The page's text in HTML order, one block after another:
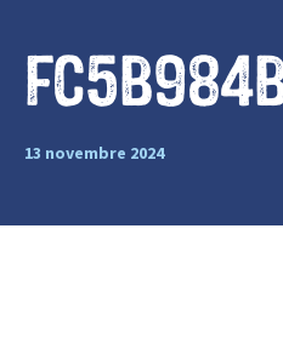
13 novembre 2024